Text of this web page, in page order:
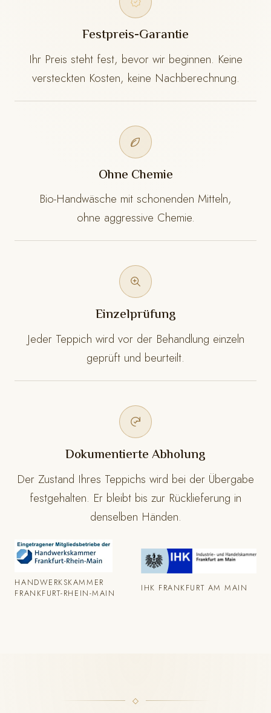
Festpreis-Garantie
Ihr Preis steht fest, bevor wir beginnen. Keine
versteckten Kosten, keine Nachberechnung.
Ohne Chemie
Bio-Handwäsche mit schonenden Mitteln,
ohne aggressive Chemie.
Einzelprüfung
Jeder Teppich wird vor der Behandlung einzeln
geprüft und beurteilt.
Dokumentierte Abholung
Der Zustand Ihres Teppichs wird bei der Übergabe
festgehalten. Er bleibt bis zur Rücklieferung in
denselben Händen.
HANDWERKSKAMMER
FRANKFURT-RHEIN-MAIN
IHK FRANKFURT AM MAIN